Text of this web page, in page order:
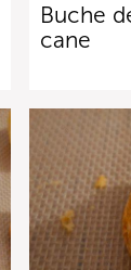
Buche
cane